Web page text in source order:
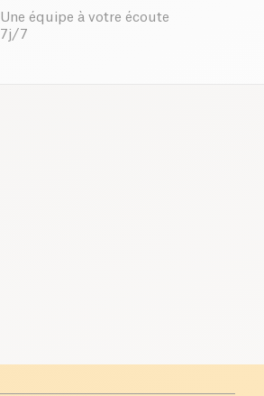
Une équipe à votre écoute
7j/7